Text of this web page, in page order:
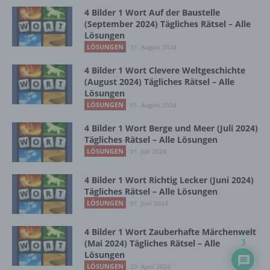
4 Bilder 1 Wort Auf der Baustelle
(September 2024) Tägliches Rätsel – Alle
Lösungen
LÖSUNGEN 31. August 2024
4 Bilder 1 Wort Clevere Weltgeschichte
(August 2024) Tägliches Rätsel – Alle
Lösungen
LÖSUNGEN 01. August 2024
4 Bilder 1 Wort Berge und Meer (Juli 2024)
Tägliches Rätsel – Alle Lösungen
LÖSUNGEN 01. Juli 2024
4 Bilder 1 Wort Richtig Lecker (Juni 2024)
Tägliches Rätsel – Alle Lösungen
LÖSUNGEN 01. Juni 2024
4 Bilder 1 Wort Zauberhafte Märchenwelt
(Mai 2024) Tägliches Rätsel – Alle
Lösungen
LÖSUNGEN 29. April 2024
3
Verantwortlicher oder für die Verarbeitung
Verantwortlicher ist die natürliche oder
juristische Person, Behörde, Einrichtung
gemeinsam mit anderen über die Zwecke
und Mittel der Verarbeitung von
personenbezogenen Daten entscheidet.
Sind die Zwecke und Mittel dieser
das Recht der Mitgliedstaaten vorgegeben,
so kann der Verantwortliche
beziehungsweise können die bestimmten
Unionsrecht oder dem Recht der
Mitgliedstaaten vorgesehen werden.
h) Auftragsverarbeiter
Auftragsverarbeiter ist eine natürliche oder